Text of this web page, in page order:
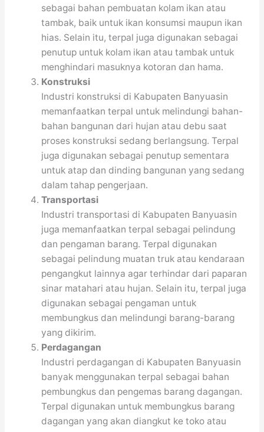
sebagai bahan pembuatan kolam ikan atau
tambak, baik untuk ikan konsumsi maupun ikan
hias. Selain itu, terpal juga digunakan sebagai
penutup untuk kolam ikan atau tambak untuk
menghindari masuknya kotoran dan hama.
Konstruksi
Industri konstruksi di Kabupaten Banyuasin
memanfaatkan terpal untuk melindungi bahan-
bahan bangunan dari hujan atau debu saat
proses konstruksi sedang berlangsung. Terpal
juga digunakan sebagai penutup sementara
untuk atap dan dinding bangunan yang sedang
dalam tahap pengerjaan.
Transportasi
Industri transportasi di Kabupaten Banyuasin
juga memanfaatkan terpal sebagai pelindung
dan pengaman barang. Terpal digunakan
sebagai pelindung muatan truk atau kendaraan
pengangkut lainnya agar terhindar dari paparan
sinar matahari atau hujan. Selain itu, terpal juga
digunakan sebagai pengaman untuk
membungkus dan melindungi barang-barang
yang dikirim.
Perdagangan
Industri perdagangan di Kabupaten Banyuasin
banyak menggunakan terpal sebagai bahan
pembungkus dan pengemas barang dagangan.
Terpal digunakan untuk membungkus barang
dagangan yang akan diangkut ke toko atau